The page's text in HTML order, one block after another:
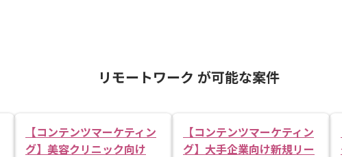
リモートワーク が可能な案件
【コンテンツマーケティン
グ】美容クリニック向け
【コンテンツマーケティン
グ】大手企業向け新規リー